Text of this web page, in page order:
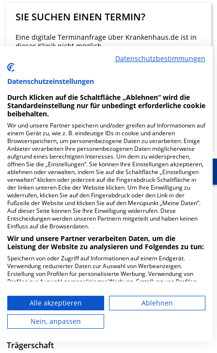
SIE SUCHEN EINEN TERMIN?
Eine digitale Terminanfrage über Krankenhaus.de ist in
dieser Klinik nicht möglich.
Beratung und Kontakt
KLINIKEN FINDEN
Start Für die Klinik Weitere Fachabteilungen
Herzlich Willkommen
Rhein-Maas Klinikum GmbH in der Mauerfeldchen 25 ist
ein mittelgroßes Krankenhaus in Würselen. Mit einer
Kapazität von 577 Betten werden in den spezialisierten
Fachabteilungen pro Jahr etwa 18.667 medizinische Fälle
behandelt und therapiert.
Besuchszeiten
0 bis 23 Uhr
Trägerschaft
Datenschutzbestimmungen
Datenschutzeinstellungen
Durch Klicken auf die Schaltfläche „Ablehnen“ wird die
Standardeinstellung nur für unbedingt erforderliche cookie
beibehalten.
Wir und unsere Partner speichern und/oder greifen auf Informationen auf
einem Gerät zu, wie z. B. eindeutige IDs in cookie und anderen
Browserspeichern, um personenbezogene Daten zu verarbeiten. Einige
Anbieter verarbeiten Ihre personenbezogenen Daten möglicherweise
aufgrund eines berechtigten Interesses. Um dem zu widersprechen,
öffnen Sie die „Einstellungen“. Sie können Ihre Einstellungen akzeptieren,
ablehnen oder verwalten, indem Sie auf die Schaltfläche „Einstellungen
verwalten“ klicken oder jederzeit auf die Fingerabdruck-Schaltfläche in
der linken unteren Ecke der Website klicken. Um Ihre Einwilligung zu
widerrufen, klicken Sie auf den Fingerabdruck oder den Link in der
Fußzeile der Website und klicken Sie auf den Menüpunkt „Meine Daten“.
Auf dieser Seite können Sie Ihre Einwilligung widerrufen. Diese
Entscheidungen werden unseren Partnern mitgeteilt und haben keinen
Einfluss auf die Browserdaten.
Wir und unsere Partner verarbeiten Daten, um die
Leistung der Website zu analysieren und Folgendes zu tun:
Speichern von oder Zugriff auf Informationen auf einem Endgerät.
Verwendung reduzierter Daten zur Auswahl von Werbeanzeigen.
Erstellung von Profilen für personalisierte Werbung. Verwendung von
Profilen zur Auswahl personalisierter Werbung. Erstellung von Profilen
personalisierter Inhalte. Messung der Werbeleistung. Messung der
Performance von Inhalten. Analyse von Zielgruppen durch Statistiken
oder Kombinationen von Daten aus verschiedenen Quellen. Entwicklung
und Verbesserung der Angebote. Verwendung reduzierter Daten zur
Auswahl von Inhalten.
die USA gesendet werden.
Alle akzeptieren
Ablehnen
Nein, anpassen